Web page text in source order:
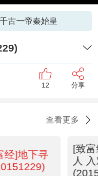
古一帝秦始皇
12 分享
查看更多
经]地下寻
[致
人